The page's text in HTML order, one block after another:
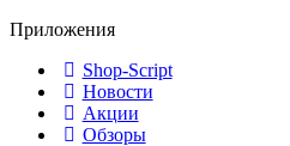
Приложения
Shop-Script
Новости
Акции
Обзоры